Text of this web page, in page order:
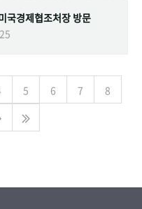
국경제협조처장 방문
5 6 7
8